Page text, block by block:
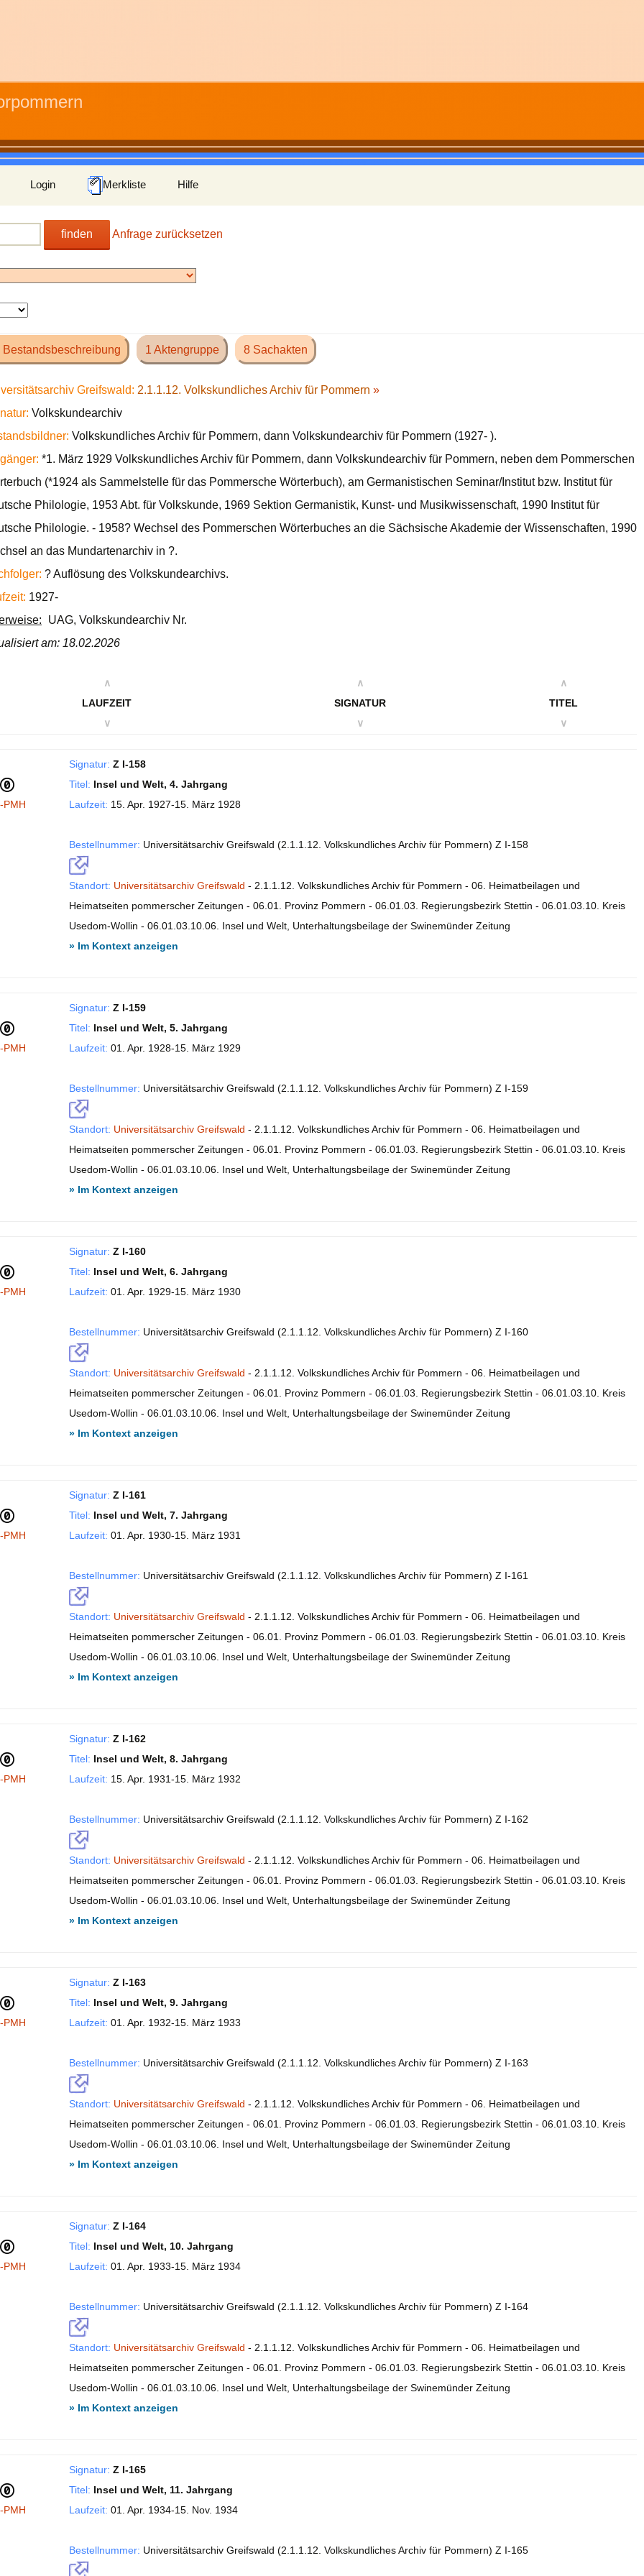
Login Merkliste Hilfe
finden Anfrage zurücksetzen
Bestandsbeschreibung 1 Aktengruppe 8 Sachakten
Greifswald: 2.1.1.12. Volkskundliches Archiv für Pommern »
Volkskundearchiv
Volkskundliches Archiv für Pommern, dann Volkskundearchiv für Pommern (1927- ).
*1. März 1929 Volkskundliches Archiv für Pommern, dann Volkskundearchiv für Pommern, neben dem Pommerschen
(*1924 als Sammelstelle für das Pommersche Wörterbuch), am Germanistischen Seminar/Institut bzw. Institut für
Philologie, 1953 Abt. für Volkskunde, 1969 Sektion Germanistik, Kunst- und Musikwissenschaft, 1990 Institut für
Philologie. - 1958? Wechsel des Pommerschen Wörterbuches an die Sächsische Akademie der Wissenschaften, 1990
an das Mundartenarchiv in ?.
? Auflösung des Volkskundearchivs.
1927-
UAG, Volkskundearchiv Nr.
am: 18.02.2026
∧
LAUFZEIT
∨
∧
SIGNATUR
∨
∧
TITEL
∨
PMH
Signatur: Z I-158
Titel: Insel und Welt, 4. Jahrgang
Laufzeit: 15. Apr. 1927-15. März 1928
Bestellnummer: Universitätsarchiv Greifswald (2.1.1.12. Volkskundliches Archiv für Pommern) Z I-158
Standort: Universitätsarchiv Greifswald - 2.1.1.12. Volkskundliches Archiv für Pommern - 06. Heimatbeilagen und
Heimatseiten pommerscher Zeitungen - 06.01. Provinz Pommern - 06.01.03. Regierungsbezirk Stettin - 06.01.03.10. Kreis
Usedom-Wollin - 06.01.03.10.06. Insel und Welt, Unterhaltungsbeilage der Swinemünder Zeitung
» Im Kontext anzeigen
PMH
Signatur: Z I-159
Titel: Insel und Welt, 5. Jahrgang
Laufzeit: 01. Apr. 1928-15. März 1929
Bestellnummer: Universitätsarchiv Greifswald (2.1.1.12. Volkskundliches Archiv für Pommern) Z I-159
Standort: Universitätsarchiv Greifswald - 2.1.1.12. Volkskundliches Archiv für Pommern - 06. Heimatbeilagen und
Heimatseiten pommerscher Zeitungen - 06.01. Provinz Pommern - 06.01.03. Regierungsbezirk Stettin - 06.01.03.10. Kreis
Usedom-Wollin - 06.01.03.10.06. Insel und Welt, Unterhaltungsbeilage der Swinemünder Zeitung
» Im Kontext anzeigen
PMH
Signatur: Z I-160
Titel: Insel und Welt, 6. Jahrgang
Laufzeit: 01. Apr. 1929-15. März 1930
Bestellnummer: Universitätsarchiv Greifswald (2.1.1.12. Volkskundliches Archiv für Pommern) Z I-160
Standort: Universitätsarchiv Greifswald - 2.1.1.12. Volkskundliches Archiv für Pommern - 06. Heimatbeilagen und
Heimatseiten pommerscher Zeitungen - 06.01. Provinz Pommern - 06.01.03. Regierungsbezirk Stettin - 06.01.03.10. Kreis
Usedom-Wollin - 06.01.03.10.06. Insel und Welt, Unterhaltungsbeilage der Swinemünder Zeitung
» Im Kontext anzeigen
PMH
Signatur: Z I-161
Titel: Insel und Welt, 7. Jahrgang
Laufzeit: 01. Apr. 1930-15. März 1931
Bestellnummer: Universitätsarchiv Greifswald (2.1.1.12. Volkskundliches Archiv für Pommern) Z I-161
Standort: Universitätsarchiv Greifswald - 2.1.1.12. Volkskundliches Archiv für Pommern - 06. Heimatbeilagen und
Heimatseiten pommerscher Zeitungen - 06.01. Provinz Pommern - 06.01.03. Regierungsbezirk Stettin - 06.01.03.10. Kreis
Usedom-Wollin - 06.01.03.10.06. Insel und Welt, Unterhaltungsbeilage der Swinemünder Zeitung
» Im Kontext anzeigen
PMH
Signatur: Z I-162
Titel: Insel und Welt, 8. Jahrgang
Laufzeit: 15. Apr. 1931-15. März 1932
Bestellnummer: Universitätsarchiv Greifswald (2.1.1.12. Volkskundliches Archiv für Pommern) Z I-162
Standort: Universitätsarchiv Greifswald - 2.1.1.12. Volkskundliches Archiv für Pommern - 06. Heimatbeilagen und
Heimatseiten pommerscher Zeitungen - 06.01. Provinz Pommern - 06.01.03. Regierungsbezirk Stettin - 06.01.03.10. Kreis
Usedom-Wollin - 06.01.03.10.06. Insel und Welt, Unterhaltungsbeilage der Swinemünder Zeitung
» Im Kontext anzeigen
PMH
Signatur: Z I-163
Titel: Insel und Welt, 9. Jahrgang
Laufzeit: 01. Apr. 1932-15. März 1933
Bestellnummer: Universitätsarchiv Greifswald (2.1.1.12. Volkskundliches Archiv für Pommern) Z I-163
Standort: Universitätsarchiv Greifswald - 2.1.1.12. Volkskundliches Archiv für Pommern - 06. Heimatbeilagen und
Heimatseiten pommerscher Zeitungen - 06.01. Provinz Pommern - 06.01.03. Regierungsbezirk Stettin - 06.01.03.10. Kreis
Usedom-Wollin - 06.01.03.10.06. Insel und Welt, Unterhaltungsbeilage der Swinemünder Zeitung
» Im Kontext anzeigen
PMH
Signatur: Z I-164
Titel: Insel und Welt, 10. Jahrgang
Laufzeit: 01. Apr. 1933-15. März 1934
Bestellnummer: Universitätsarchiv Greifswald (2.1.1.12. Volkskundliches Archiv für Pommern) Z I-164
Standort: Universitätsarchiv Greifswald - 2.1.1.12. Volkskundliches Archiv für Pommern - 06. Heimatbeilagen und
Heimatseiten pommerscher Zeitungen - 06.01. Provinz Pommern - 06.01.03. Regierungsbezirk Stettin - 06.01.03.10. Kreis
Usedom-Wollin - 06.01.03.10.06. Insel und Welt, Unterhaltungsbeilage der Swinemünder Zeitung
» Im Kontext anzeigen
PMH
Signatur: Z I-165
Titel: Insel und Welt, 11. Jahrgang
Laufzeit: 01. Apr. 1934-15. Nov. 1934
Bestellnummer: Universitätsarchiv Greifswald (2.1.1.12. Volkskundliches Archiv für Pommern) Z I-165